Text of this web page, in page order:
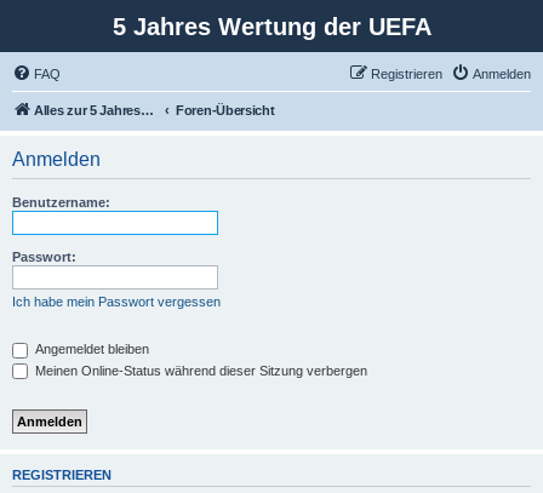
5 Jahres Wertung der UEFA
FAQ Anmelden
Registrieren
Alles zur 5 Jahreswertung / Tabelle der UEFA mit vielen Statistiken. Foren-Übersicht
Anmelden
Benutzername:
Passwort:
Ich habe mein Passwort vergessen
Angemeldet bleiben
Meinen Online-Status während dieser Sitzung verbergen
REGISTRIEREN